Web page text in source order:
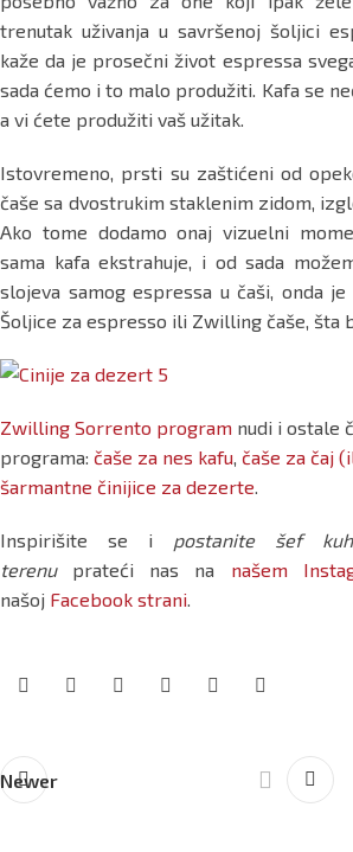
trenutak uživanja u savršenoj šoljici
kaže da je prosečni život espressa
sada ćemo i to malo produžiti. Kafa se
a vi ćete produžiti vaš užitak.
Istovremeno, prsti su zaštićeni od
čaše sa dvostrukim staklenim zidom,
Ako tome dodamo onaj vizuelni
sama kafa ekstrahuje, i od sada
slojeva samog espressa u čaši, onda je
Šoljice za espresso ili Zwilling čaše, šta
Zwilling Sorrento program nudi i ostale
programa: čaše za nes kafu, čaše za čaj
šarmantne činijice za dezerte.
Inspirišite se i postanite šef
terenuprateći nas na našem
našoj Facebook strani.
Newer